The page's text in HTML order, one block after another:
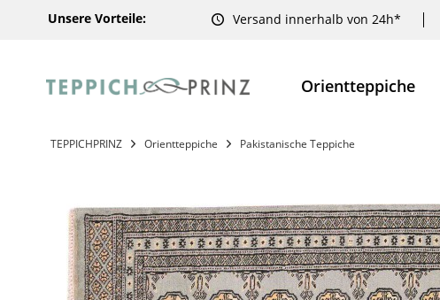
Unsere Vorteile: Versand innerhalb von 24h*
Orientteppiche
TEPPICHPRINZ Orientteppiche Pakistanische Teppiche